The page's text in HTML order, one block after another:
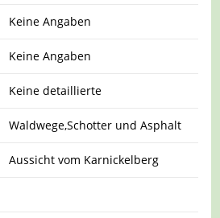
Keine Angaben
Keine Angaben
Keine detaillierte
Waldwege,Schotter und Asphalt
Aussicht vom Karnickelberg